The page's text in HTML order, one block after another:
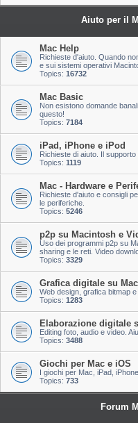
Aiuto per il
Mac Help
Richieste d'aiuto. Quando
e sui sistemi operativi
Topics: 16732
Mac Basic
Non esistono domande
questo!
Topics: 7184
iPad, iPhone e iPod
Richieste di aiuto. Il
Topics: 1119
Mac - Hardware e
Richieste d'aiuto e consigli
le periferiche.
Topics: 5246
p2p su Macintosh e
Uso dei programmi p2p su
sharing e le reti. Video
Topics: 3329
Grafica digitale su Mac
Web design, grafica bitmap
Topics: 1283
Elaborazione digitale
Editing foto, audio e video.
Topics: 3488
Giochi per Mac e iOS
I giochi per Mac, iPad,
Topics: 733
Forum